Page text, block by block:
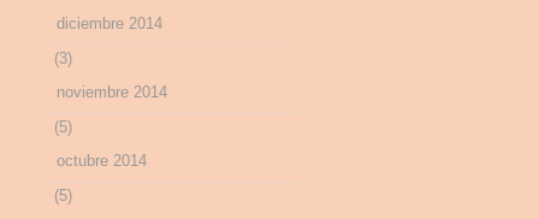
diciembre 2014
(3)
noviembre 2014
(5)
octubre 2014
(5)